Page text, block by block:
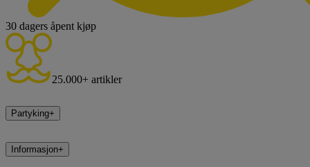
30 dagers åpent kjøp
25.000+ artikler
Partyking+
Informasjon+